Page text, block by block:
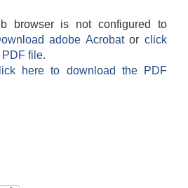
browser is not configured to
adobe Acrobatorclick
file.
here to download the PDF